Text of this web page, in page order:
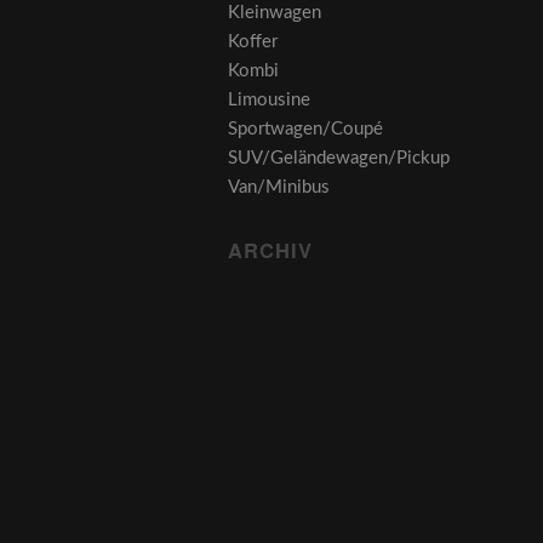
Kleinwagen
Koffer
Kombi
Limousine
Sportwagen/Coupé
SUV/Geländewagen/Pickup
Van/Minibus
ARCHIV